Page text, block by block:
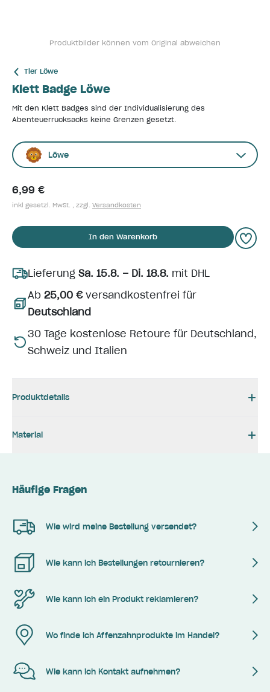
Produktbilder können vom Original abweichen
Tier Löwe
Klett Badge Löwe
Mit den Klett Badges sind der Individualisierung des
Abenteuerrucksacks keine Grenzen gesetzt.
Löwe
6,99 €
inkl gesetzl. MwSt. , zzgl. Versandkosten
In den Warenkorb
Lieferung Sa. 15.8. – Di. 18.8. mit DHL
Ab 25,00 €versandkostenfrei für
Deutschland
30 Tage kostenlose Retoure für Deutschland,
Schweiz und Italien
Produktdetails
Material
Häufige Fragen
Wie wird meine Bestellung versendet?
Wie kann ich Bestellungen retournieren?
Wie kann ich ein Produkt reklamieren?
Wo finde ich Affenzahnprodukte im Handel?
Wie kann ich Kontakt aufnehmen?